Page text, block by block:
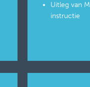
Uitleg van
instructie